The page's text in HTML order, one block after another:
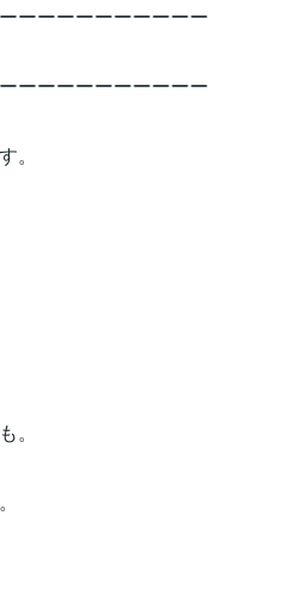
ーーーーーーーーーー
ーーーーーーーーーー
。
。